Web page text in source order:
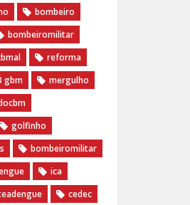
bombeiro
bombeiromilitar
reforma
gbm
mergulho
golfinho
bombeiromilitar
ica
cedec